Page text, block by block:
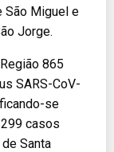
São Miguel e
Jorge.
865
SARS-CoV-
se
casos
Santa